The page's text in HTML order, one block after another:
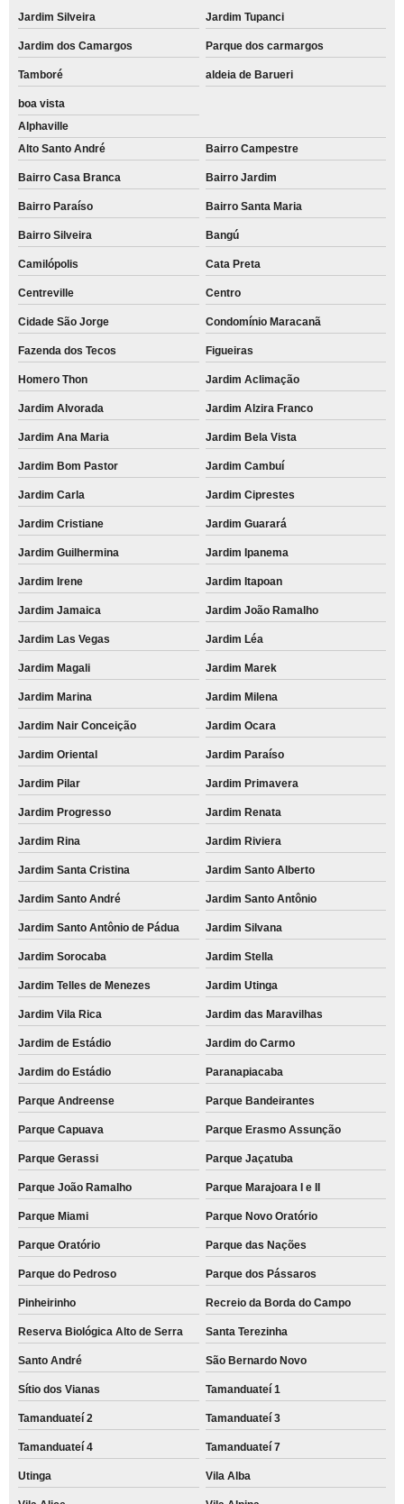
Jardim Silveira Jardim Tupanci
Jardim dos Camargos Parque dos carmargos
Tamboré aldeia de Barueri
boa vista
Alphaville
Alto Santo André
Bairro Campestre
Bairro Casa Branca Bairro Jardim
Bairro Paraíso Bairro Santa Maria
Bairro Silveira Bangú
Camilópolis Cata Preta
Centreville Centro
Cidade São Jorge Condomínio Maracanã
Fazenda dos Tecos Figueiras
Homero Thon Jardim Aclimação
Jardim Alvorada Jardim Alzira Franco
Jardim Ana Maria Jardim Bela Vista
Jardim Bom Pastor Jardim Cambuí
Jardim Carla Jardim Ciprestes
Jardim Cristiane Jardim Guarará
Jardim Guilhermina Jardim Ipanema
Jardim Irene Jardim Itapoan
Jardim Jamaica Jardim João Ramalho
Jardim Las Vegas Jardim Léa
Jardim Magali Jardim Marek
Jardim Marina Jardim Milena
Jardim Nair Conceição Jardim Ocara
Jardim Oriental Jardim Paraíso
Jardim Pilar Jardim Primavera
Jardim Progresso Jardim Renata
Jardim Rina Jardim Riviera
Jardim Santa Cristina Jardim Santo Alberto
Jardim Santo André Jardim Santo Antônio
Jardim Santo Antônio de Pádua Jardim Silvana
Jardim Sorocaba Jardim Stella
Jardim Telles de Menezes Jardim Utinga
Jardim Vila Rica Jardim das Maravilhas
Jardim de Estádio Jardim do Carmo
Jardim do Estádio Paranapiacaba
Parque Andreense Parque Bandeirantes
Parque Capuava Parque Erasmo Assunção
Parque Gerassi Parque Jaçatuba
Parque João Ramalho Parque Marajoara I e II
Parque Miami Parque Novo Oratório
Parque Oratório Parque das Nações
Parque do Pedroso Parque dos Pássaros
Pinheirinho Recreio da Borda do Campo
Reserva Biológica Alto de Serra Santa Terezinha
Santo André São Bernardo Novo
Sítio dos Vianas Tamanduateí 1
Tamanduateí 2 Tamanduateí 3
Tamanduateí 4 Tamanduateí 7
Utinga Vila Alba